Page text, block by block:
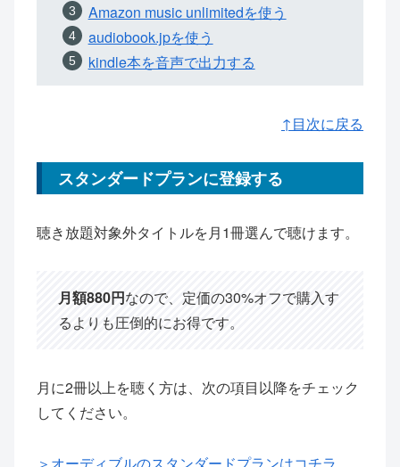
Amazon music unlimitedを使う
audiobook.jpを使う
kindle本を音声で出力する
↑目次に戻る
スタンダードプランに登録する
聴き放題対象外タイトルを月1冊選んで聴けます。
月額880円なので、定価の30%オフで購入す
るよりも圧倒的にお得です。
月に2冊以上を聴く方は、次の項目以降をチェック
してください。
＞オーディブルのスタンダードプランはコチラ